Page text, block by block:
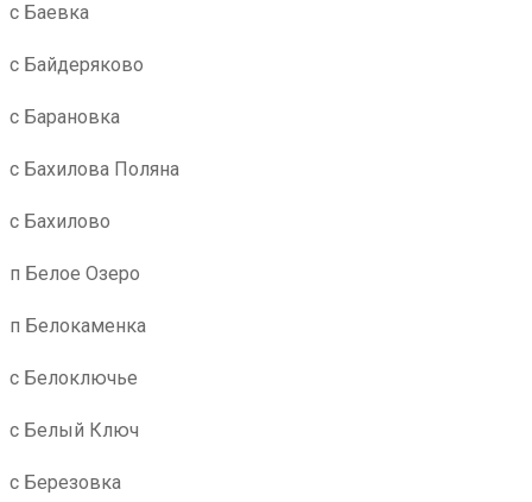
с Баевка
с Байдеряково
с Барановка
с Бахилова Поляна
с Бахилово
п Белое Озеро
п Белокаменка
с Белоключье
с Белый Ключ
с Березовка